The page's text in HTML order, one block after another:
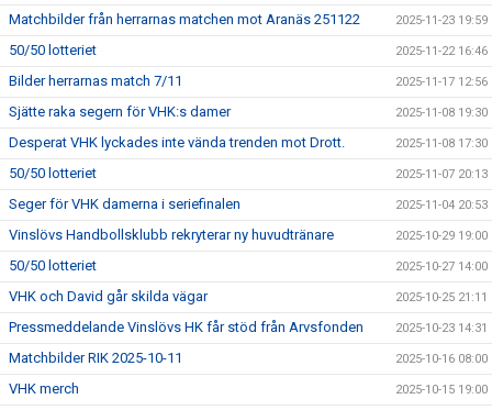
Matchbilder från herrarnas matchen mot Aranäs 251122 2025-11-23 19:59
50/50 lotteriet 2025-11-22 16:46
Bilder herrarnas match 7/11 2025-11-17 12:56
Sjätte raka segern för VHK:s damer 2025-11-08 19:30
Desperat VHK lyckades inte vända trenden mot Drott. 2025-11-08 17:30
50/50 lotteriet 2025-11-07 20:13
Seger för VHK damerna i seriefinalen 2025-11-04 20:53
Vinslövs Handbollsklubb rekryterar ny huvudtränare 2025-10-29 19:00
50/50 lotteriet 2025-10-27 14:00
VHK och David går skilda vägar 2025-10-25 21:11
Pressmeddelande Vinslövs HK får stöd från Arvsfonden 2025-10-23 14:31
Matchbilder RIK 2025-10-11 2025-10-16 08:00
VHK merch 2025-10-15 19:00